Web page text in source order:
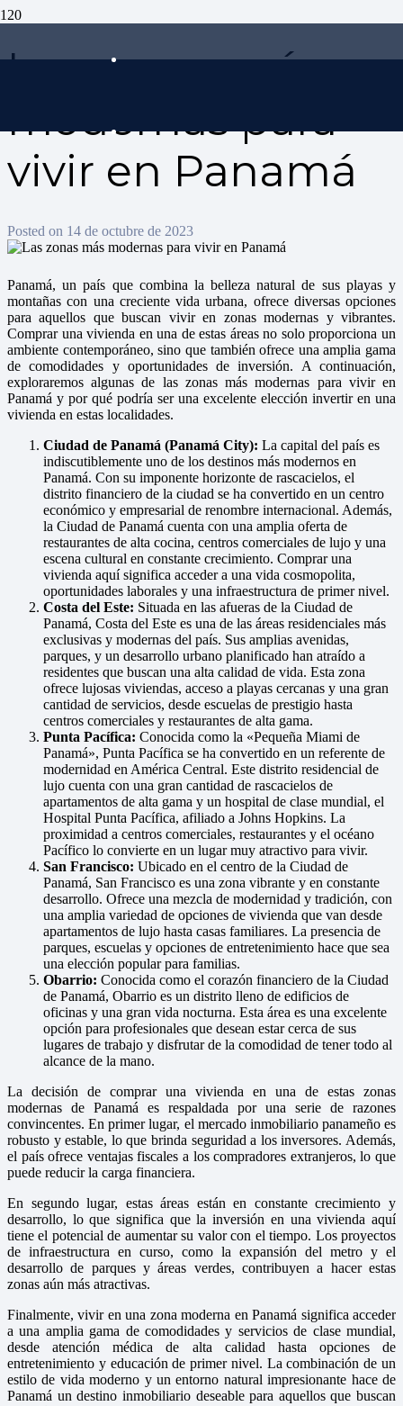
Las zonas más
modernas para
vivir en Panamá
Posted on 14 de octubre de 2023
Panamá, un país que combina la belleza natural de sus playas y
montañas con una creciente vida urbana, ofrece diversas opciones
para aquellos que buscan vivir en zonas modernas y vibrantes.
Comprar una vivienda en una de estas áreas no solo proporciona un
ambiente contemporáneo, sino que también ofrece una amplia gama
de comodidades y oportunidades de inversión. A continuación,
exploraremos algunas de las zonas más modernas para vivir en
Panamá y por qué podría ser una excelente elección invertir en una
vivienda en estas localidades.
Ciudad de Panamá (Panamá City): La capital del país es
indiscutiblemente uno de los destinos más modernos en
Panamá. Con su imponente horizonte de rascacielos, el
distrito financiero de la ciudad se ha convertido en un centro
económico y empresarial de renombre internacional. Además,
la Ciudad de Panamá cuenta con una amplia oferta de
restaurantes de alta cocina, centros comerciales de lujo y una
escena cultural en constante crecimiento. Comprar una
vivienda aquí significa acceder a una vida cosmopolita,
oportunidades laborales y una infraestructura de primer nivel.
Costa del Este: Situada en las afueras de la Ciudad de
Panamá, Costa del Este es una de las áreas residenciales más
exclusivas y modernas del país. Sus amplias avenidas,
parques, y un desarrollo urbano planificado han atraído a
residentes que buscan una alta calidad de vida. Esta zona
ofrece lujosas viviendas, acceso a playas cercanas y una gran
cantidad de servicios, desde escuelas de prestigio hasta
centros comerciales y restaurantes de alta gama.
Punta Pacífica: Conocida como la «Pequeña Miami de
Panamá», Punta Pacífica se ha convertido en un referente de
modernidad en América Central. Este distrito residencial de
lujo cuenta con una gran cantidad de rascacielos de
apartamentos de alta gama y un hospital de clase mundial, el
Hospital Punta Pacífica, afiliado a Johns Hopkins. La
proximidad a centros comerciales, restaurantes y el océano
Pacífico lo convierte en un lugar muy atractivo para vivir.
San Francisco: Ubicado en el centro de la Ciudad de
Panamá, San Francisco es una zona vibrante y en constante
desarrollo. Ofrece una mezcla de modernidad y tradición, con
una amplia variedad de opciones de vivienda que van desde
apartamentos de lujo hasta casas familiares. La presencia de
parques, escuelas y opciones de entretenimiento hace que sea
una elección popular para familias.
Obarrio: Conocida como el corazón financiero de la Ciudad
de Panamá, Obarrio es un distrito lleno de edificios de
oficinas y una gran vida nocturna. Esta área es una excelente
opción para profesionales que desean estar cerca de sus
lugares de trabajo y disfrutar de la comodidad de tener todo al
alcance de la mano.
La decisión de comprar una vivienda en una de estas zonas
modernas de Panamá es respaldada por una serie de razones
convincentes. En primer lugar, el mercado inmobiliario panameño es
robusto y estable, lo que brinda seguridad a los inversores. Además,
el país ofrece ventajas fiscales a los compradores extranjeros, lo que
puede reducir la carga financiera.
En segundo lugar, estas áreas están en constante crecimiento y
desarrollo, lo que significa que la inversión en una vivienda aquí
tiene el potencial de aumentar su valor con el tiempo. Los proyectos
de infraestructura en curso, como la expansión del metro y el
desarrollo de parques y áreas verdes, contribuyen a hacer estas
zonas aún más atractivas.
Finalmente, vivir en una zona moderna en Panamá significa acceder
a una amplia gama de comodidades y servicios de clase mundial,
desde atención médica de alta calidad hasta opciones de
entretenimiento y educación de primer nivel. La combinación de un
estilo de vida moderno y un entorno natural impresionante hace de
Panamá un destino inmobiliario deseable para aquellos que buscan